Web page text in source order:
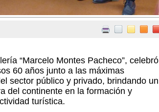
“Marcelo Montes Pacheco”, celebró
60 años junto a las máximas
sector público y privado, brindando un
del continente en la formación y
turística.